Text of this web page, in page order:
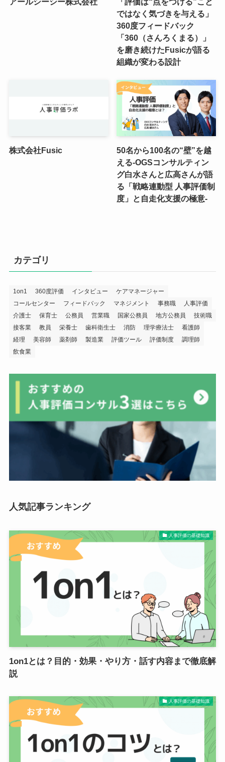
ではなく気づきを与える」
360度フィードバック
「360（さんろくまる）」
を磨き続けたFusicが語る
組織が変わる設計
株式会社Fusic
50名から100名の“壁”を越
える-OGSコンサルティン
グ白水さんと広高さんが語
る「戦略連動型 人事評価制
度」と自走化支援の極意-
カテゴリ
1on1 360度評価 インタビュー
ケアマネージャー
コールセンター
フィードバック マネジメント 事務職
人事評価
介護士
保育士 公務員 営業職 国家公務員 地方公務員
技術職
接客業
教員 栄養士 歯科衛生士 消防 理学療法士
看護師
経理
美容師 薬剤師 製造業 評価ツール 評価制度
調理師
飲食業
人気記事ランキング
人事評価の基礎知識
1on1とは？目的・効果・やり方・話す内容まで徹底解
説
人事評価の基礎知識